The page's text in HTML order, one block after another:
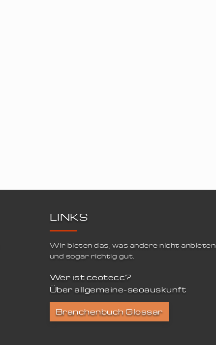
LINKS
Wir bieten das, was andere nicht anbieten
und sogar richtig gut.
Wer ist ceotecc?
Über allgemeine-seoauskunft
Branchenbuch Glossar